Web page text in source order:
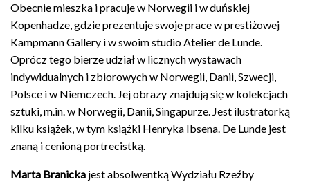
Obecnie mieszka i pracuje w Norwegii i w duńskiej
Kopenhadze, gdzie prezentuje swoje prace w prestiżowej
Kampmann Gallery i w swoim studio Atelier de Lunde.
Oprócz tego bierze udział w licznych wystawach
indywidualnych i zbiorowych w Norwegii, Danii, Szwecji,
Polsce i w Niemczech. Jej obrazy znajdują się w kolekcjach
sztuki, m.in. w Norwegii, Danii, Singapurze. Jest ilustratorką
kilku książek, w tym książki Henryka Ibsena. De Lunde jest
znaną i cenioną portrecistką.
Marta Branicka jest absolwentką Wydziału Rzeźby